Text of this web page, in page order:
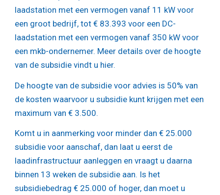
laadstation met een vermogen vanaf 11 kW voor
een groot bedrijf, tot € 83.393 voor een DC-
laadstation met een vermogen vanaf 350 kW voor
een mkb-ondernemer. Meer details over de hoogte
van de subsidie vindt u hier.
De hoogte van de subsidie voor advies is 50% van
de kosten waarvoor u subsidie kunt krijgen met een
maximum van € 3.500.
Komt u in aanmerking voor minder dan € 25.000
subsidie voor aanschaf, dan laat u eerst de
laadinfrastructuur aanleggen en vraagt u daarna
binnen 13 weken de subsidie aan. Is het
subsidiebedrag € 25.000 of hoger, dan moet u